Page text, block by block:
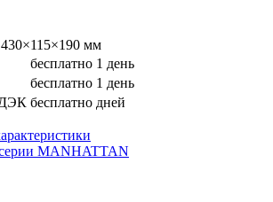
мм
бесплатно 1 день
бесплатно 1 день
бесплатно дней
MANHATTAN